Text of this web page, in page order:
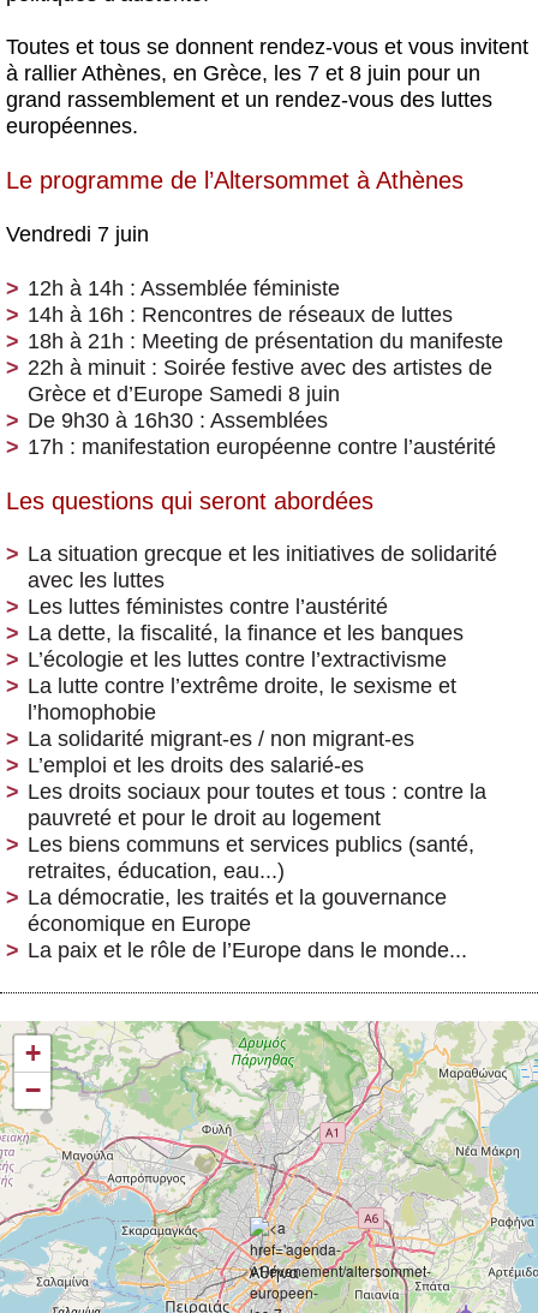
Toutes et tous se donnent rendez-vous et vous invitent
à rallier Athènes, en Grèce, les 7 et 8 juin pour un
grand rassemblement et un rendez-vous des luttes
européennes.
Le programme de l’Altersommet à Athènes
Vendredi 7 juin
12h à 14h : Assemblée féministe
14h à 16h : Rencontres de réseaux de luttes
18h à 21h : Meeting de présentation du manifeste
22h à minuit : Soirée festive avec des artistes de
Grèce et d’Europe Samedi 8 juin
De 9h30 à 16h30 : Assemblées
17h : manifestation européenne contre l’austérité
Les questions qui seront abordées
La situation grecque et les initiatives de solidarité
avec les luttes
Les luttes féministes contre l’austérité
La dette, la fiscalité, la finance et les banques
L’écologie et les luttes contre l’extractivisme
La lutte contre l’extrême droite, le sexisme et
l’homophobie
La solidarité migrant-es / non migrant-es
L’emploi et les droits des salarié-es
Les droits sociaux pour toutes et tous : contre la
pauvreté et pour le droit au logement
Les biens communs et services publics (santé,
retraites, éducation, eau...)
La démocratie, les traités et la gouvernance
économique en Europe
La paix et le rôle de l’Europe dans le monde...
+
−